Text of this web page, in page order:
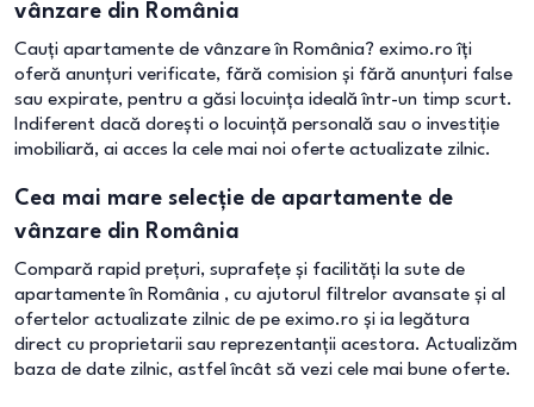
vânzare din România
Cauți apartamente de vânzare în România? eximo.ro îți
oferă anunțuri verificate, fără comision și fără anunțuri false
sau expirate, pentru a găsi locuința ideală într-un timp scurt.
Indiferent dacă dorești o locuință personală sau o investiție
imobiliară, ai acces la cele mai noi oferte actualizate zilnic.
Cea mai mare selecție de apartamente de
vânzare din România
Compară rapid prețuri, suprafețe și facilități la sute de
apartamente în România , cu ajutorul filtrelor avansate și al
ofertelor actualizate zilnic de pe eximo.ro și ia legătura
direct cu proprietarii sau reprezentanții acestora. Actualizăm
baza de date zilnic, astfel încât să vezi cele mai bune oferte.